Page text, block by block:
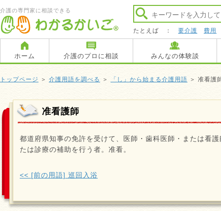
介護の専門家に相談できる
たとえば ： 要介護 費用
ホーム 介護のプロに相談 みんなの体験談
トップページ ＞ 介護用語を調べる ＞ 「し」から始まる介護用語 ＞ 准看護
准看護師
都道府県知事の免許を受けて、医師・歯科医師・または看
たは診療の補助を行う者。准看。
<< [前の用語] 巡回入浴